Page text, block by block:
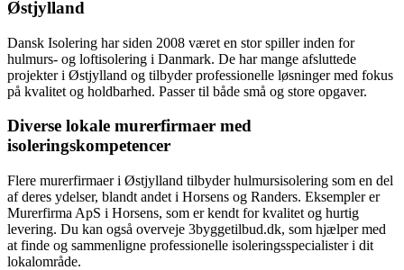
Østjylland
Dansk Isolering har siden 2008 været en stor spiller inden for
hulmurs- og loftisolering i Danmark. De har mange afsluttede
projekter i Østjylland og tilbyder professionelle løsninger med fokus
på kvalitet og holdbarhed. Passer til både små og store opgaver.
Diverse lokale murerfirmaer med
isoleringskompetencer
Flere murerfirmaer i Østjylland tilbyder hulmursisolering som en del
af deres ydelser, blandt andet i Horsens og Randers. Eksempler er
Murerfirma ApS i Horsens, som er kendt for kvalitet og hurtig
levering. Du kan også overveje 3byggetilbud.dk, som hjælper med
at finde og sammenligne professionelle isoleringsspecialister i dit
lokalområde.